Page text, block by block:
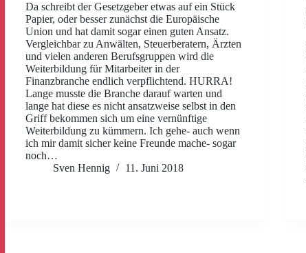
Da schreibt der Gesetzgeber etwas auf ein Stück
Papier, oder besser zunächst die Europäische
Union und hat damit sogar einen guten Ansatz.
Vergleichbar zu Anwälten, Steuerberatern, Ärzten
und vielen anderen Berufsgruppen wird die
Weiterbildung für Mitarbeiter in der
Finanzbranche endlich verpflichtend. HURRA!
Lange musste die Branche darauf warten und
lange hat diese es nicht ansatzweise selbst in den
Griff bekommen sich um eine vernünftige
Weiterbildung zu kümmern. Ich gehe- auch wenn
ich mir damit sicher keine Freunde mache- sogar
noch…
Sven Hennig
11. Juni 2018